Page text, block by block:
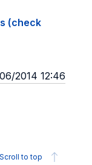
(check
2014 12:46
Scroll to top